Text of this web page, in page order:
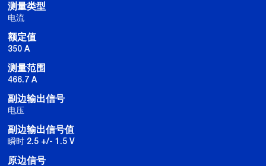
测量类型
电流
额定值
350 A
测量范围
466.7 A
副边输出信号
电压
副边输出信号值
瞬时 2.5 +/- 1.5 V
原边信号